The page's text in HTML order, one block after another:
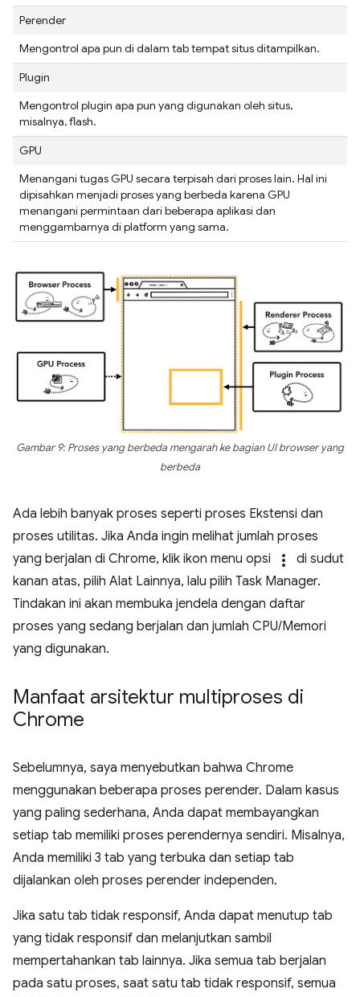
Perender
Mengontrol apa pun di dalam tab tempat situs ditampilkan.
Plugin
Mengontrol plugin apa pun yang digunakan oleh situs,
misalnya, flash.
GPU
Menangani tugas GPU secara terpisah dari proses lain. Hal ini
dipisahkan menjadi proses yang berbeda karena GPU
menangani permintaan dari beberapa aplikasi dan
menggambarnya di platform yang sama.
Gambar 9: Proses yang berbeda mengarah ke bagian UI browser yang
berbeda
Ada lebih banyak proses seperti proses Ekstensi dan
proses utilitas. Jika Anda ingin melihat jumlah proses
yang berjalan di Chrome, klik ikon menu opsi
more_vert
di sudut
kanan atas, pilih Alat Lainnya, lalu pilih Task Manager.
Tindakan ini akan membuka jendela dengan daftar
proses yang sedang berjalan dan jumlah CPU/Memori
yang digunakan.
Manfaat arsitektur multiproses di
Chrome
Sebelumnya, saya menyebutkan bahwa Chrome
menggunakan beberapa proses perender. Dalam kasus
yang paling sederhana, Anda dapat membayangkan
setiap tab memiliki proses perendernya sendiri. Misalnya,
Anda memiliki 3 tab yang terbuka dan setiap tab
dijalankan oleh proses perender independen.
Jika satu tab tidak responsif, Anda dapat menutup tab
yang tidak responsif dan melanjutkan sambil
mempertahankan tab lainnya. Jika semua tab berjalan
pada satu proses, saat satu tab tidak responsif, semua